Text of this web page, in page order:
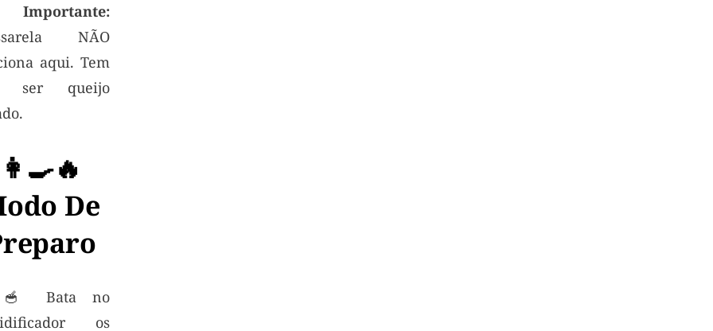
Importante:
NÃO
aqui. Tem
ser queijo
👩‍🍳🔥
De
Bata no
os